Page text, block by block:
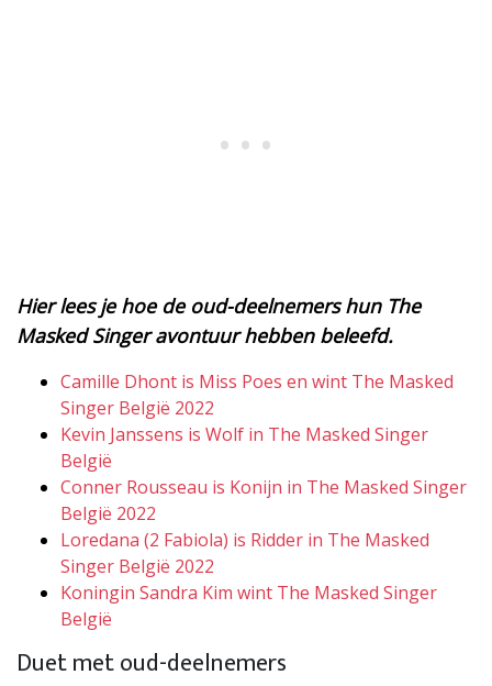
Hier lees je hoe de oud-deelnemers hun The
Masked Singer avontuur hebben beleefd.
Camille Dhont is Miss Poes en wint The Masked
Singer België 2022
Kevin Janssens is Wolf in The Masked Singer
België
Conner Rousseau is Konijn in The Masked Singer
België 2022
Loredana (2 Fabiola) is Ridder in The Masked
Singer België 2022
Koningin Sandra Kim wint The Masked Singer
België
Duet met oud-deelnemers